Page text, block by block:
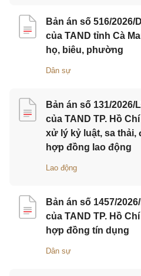
Bản án số 516/2026/
của TAND tỉnh Cà
họ, biêu, phường
Dân sự
Bản án số 131/2026/
của TAND TP. Hồ
xử lý kỷ luật, sa
hợp đồng lao động
Lao động
Bản án số 1457/
của TAND TP. Hồ
hợp đồng tín dụng
Dân sự